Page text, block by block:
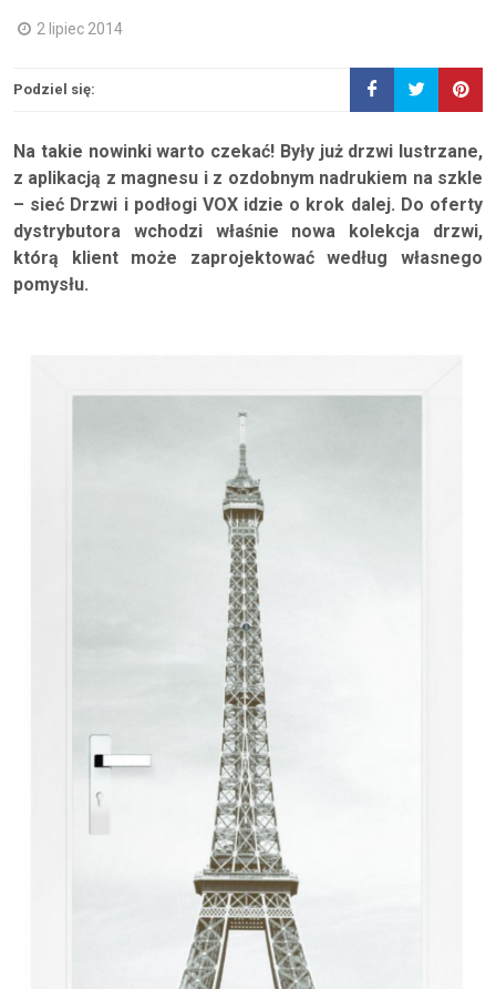
2 lipiec 2014
Podziel się:
Na takie nowinki warto czekać! Były już drzwi lustrzane,
z aplikacją z magnesu i z ozdobnym nadrukiem na szkle
– sieć Drzwi i podłogi VOX idzie o krok dalej. Do oferty
dystrybutora wchodzi właśnie nowa kolekcja drzwi,
którą klient może zaprojektować według własnego
pomysłu.